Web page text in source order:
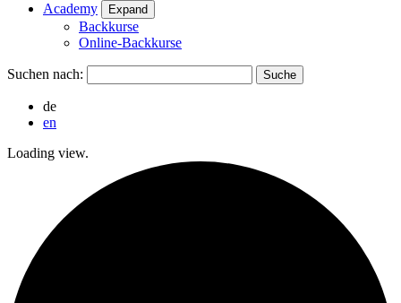
Academy
Expand
Backkurse
Online-Backkurse
Suchen nach:
de
en
Loading view.